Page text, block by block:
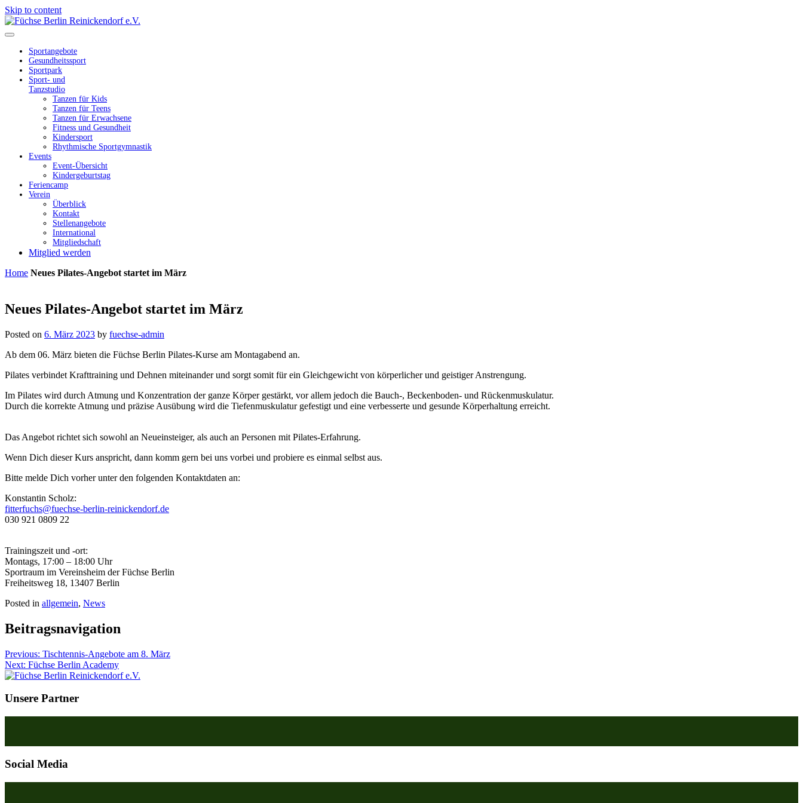
Skip to content
Sportangebote
Gesundheitssport
Sportpark
Sport- und
Tanzstudio
Tanzen für Kids
Tanzen für Teens
Tanzen für Erwachsene
Fitness und Gesundheit
Kindersport
Rhythmische Sportgymnastik
Events
Event-Übersicht
Kindergeburtstag
Feriencamp
Verein
Überblick
Kontakt
Stellenangebote
International
Mitgliedschaft
Mitglied werden
Home Neues Pilates-Angebot startet im März
Neues Pilates-Angebot startet im März
Posted on 6. März 2023 by fuechse-admin
Ab dem 06. März bieten die Füchse Berlin Pilates-Kurse am Montagabend an.
Pilates verbindet Krafttraining und Dehnen miteinander und sorgt somit für ein Gleichgewicht von körperlicher und geistiger Anstrengung.
Im Pilates wird durch Atmung und Konzentration der ganze Körper gestärkt, vor allem jedoch die Bauch-, Beckenboden- und Rückenmuskulatur.
Durch die korrekte Atmung und präzise Ausübung wird die Tiefenmuskulatur gefestigt und eine verbesserte und gesunde Körperhaltung erreicht.
Das Angebot richtet sich sowohl an Neueinsteiger, als auch an Personen mit Pilates-Erfahrung.
Wenn Dich dieser Kurs anspricht, dann komm gern bei uns vorbei und probiere es einmal selbst aus.
Bitte melde Dich vorher unter den folgenden Kontaktdaten an:
Konstantin Scholz:
fitterfuchs@fuechse-berlin-reinickendorf.de
030 921 0809 22
Trainingszeit und -ort:
Montags, 17:00 – 18:00 Uhr
Sportraum im Vereinsheim der Füchse Berlin
Freiheitsweg 18, 13407 Berlin
Posted in allgemein, News
Beitragsnavigation
Previous: Tischtennis-Angebote am 8. März
Next: Füchse Berlin Academy
Unsere Partner
Social Media